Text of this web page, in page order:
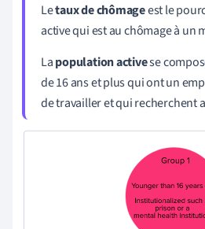
Letaux de chômageest le
active qui est au chômage à un
Lapopulation activese
de 16 ans et plus qui ont un
de travailler et qui recherchent